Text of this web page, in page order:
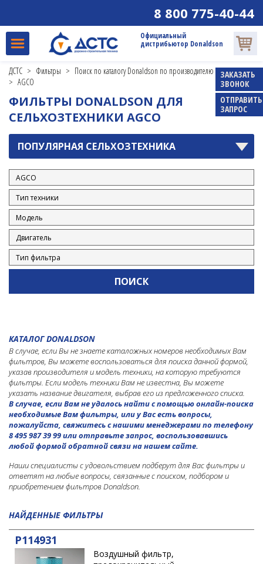
8 800 775-40-44
Официальный
дистрибьютор Donaldson
ЗАКАЗАТЬ
ЗВОНОК
ОТПРАВИТЬ
ЗАПРОС
ДСТС > Фильтры > Поиск по каталогу Donaldson по производителю и модели
> AGCO
ФИЛЬТРЫ DONALDSON ДЛЯ
СЕЛЬХОЗТЕХНИКИ AGCO
ПОПУЛЯРНАЯ СЕЛЬХОЗТЕХНИКА
AGCO
Газонокосилки
Комбайны
Тракторы
ANTONIO CARRARO
BELARUS TRACTORS
(МТЗ)
DEUTZ
DEUTZ FAHR
FENDT
FIAT
JOHN DEERE
LAMBORGHINI
MCCORMICK
MERCEDES-BENZ
NEW HOLLAND
ROSTSELMASH
VERSATILE
КАТАЛОГ DONALDSON
В случае, если Вы не знаете каталожных номеров необходимых Вам
фильтров, Вы можете воспользоваться для поиска данной формой,
указав производителя и модель техники, на которую требуются
фильтры. Если модель техники Вам не известна, Вы можете
указать название двигателя, выбрав его из предложенного списка.
В случае, если Вам не удалось найти с помощью онлайн-поиска
необходимые Вам фильтры, или у Вас есть вопросы,
пожалуйста, свяжитесь с нашими менеджерами по телефону
8 495 987 39 99 или отправьте запрос, воспользовавшись
любой формой обратной связи на нашем сайте.
Наши специалисты с удовольствием подберут для Вас фильтры и
ответят на любые вопросы, связанные с поиском, подбором и
приобретением фильтров Donaldson.
НАЙДЕННЫЕ ФИЛЬТРЫ
P114931
Воздушный фильтр,